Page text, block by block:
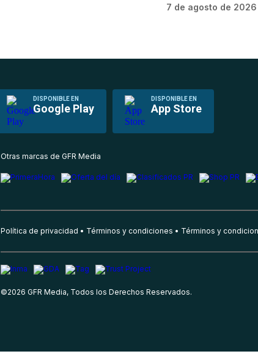
7 de agosto de 2026
DISPONIBLE EN
Google Play
DISPONIBLE EN
App Store
Otras marcas de GFR Media
Política de privacidad Términos y condiciones Términos y
©2026 GFR Media, Todos los Derechos Reservados.